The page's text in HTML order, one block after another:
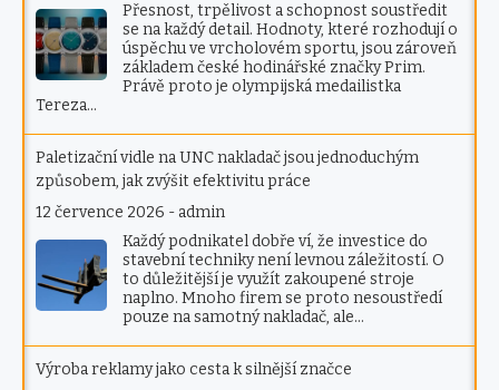
Přesnost, trpělivost a schopnost soustředit
se na každý detail. Hodnoty, které rozhodují o
úspěchu ve vrcholovém sportu, jsou zároveň
základem české hodinářské značky Prim.
Právě proto je olympijská medailistka
Tereza…
Paletizační vidle na UNC nakladač jsou jednoduchým
způsobem, jak zvýšit efektivitu práce
12 července 2026 - admin
Každý podnikatel dobře ví, že investice do
stavební techniky není levnou záležitostí. O
to důležitější je využít zakoupené stroje
naplno. Mnoho firem se proto nesoustředí
pouze na samotný nakladač, ale…
Výroba reklamy jako cesta k silnější značce